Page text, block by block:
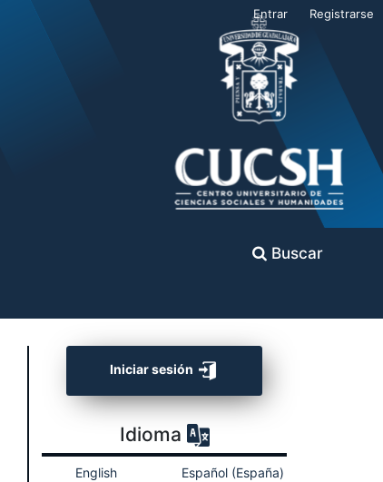
Buscar
Entrar Registrarse
Iniciar sesión
Idioma
English Español (España)